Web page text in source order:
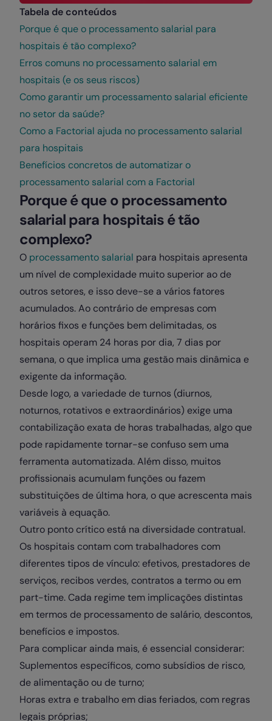
Tabela de conteúdos
Porque é que o processamento salarial para
hospitais é tão complexo?
Erros comuns no processamento salarial em
hospitais (e os seus riscos)
Como garantir um processamento salarial eficiente
no setor da saúde?
Como a Factorial ajuda no processamento salarial
para hospitais
Benefícios concretos de automatizar o
processamento salarial com a Factorial
Porque é que o processamento
salarial para hospitais é tão
complexo?
O processamento salarial para hospitais apresenta
um nível de complexidade muito superior ao de
outros setores, e isso deve-se a vários fatores
acumulados. Ao contrário de empresas com
horários fixos e funções bem delimitadas, os
hospitais operam 24 horas por dia, 7 dias por
semana, o que implica uma gestão mais dinâmica e
exigente da informação.
Desde logo, a variedade de turnos (diurnos,
noturnos, rotativos e extraordinários) exige uma
contabilização exata de horas trabalhadas, algo que
pode rapidamente tornar-se confuso sem uma
ferramenta automatizada. Além disso, muitos
profissionais acumulam funções ou fazem
substituições de última hora, o que acrescenta mais
variáveis à equação.
Outro ponto crítico está na diversidade contratual.
Os hospitais contam com trabalhadores com
diferentes tipos de vínculo: efetivos, prestadores de
serviços, recibos verdes, contratos a termo ou em
part-time. Cada regime tem implicações distintas
em termos de processamento de salário, descontos,
benefícios e impostos.
Para complicar ainda mais, é essencial considerar:
Suplementos específicos, como subsídios de risco,
de alimentação ou de turno;
Horas extra e trabalho em dias feriados, com regras
legais próprias;